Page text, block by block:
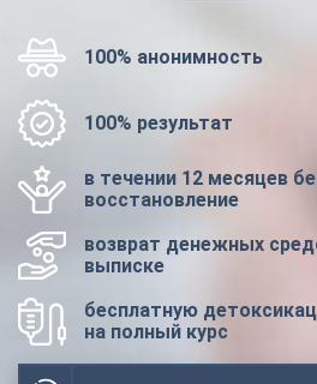
100% анонимность
100% результат
в течении 12 месяцев
восстановление
возврат денежных
выписке
бесплатную
на полный курс